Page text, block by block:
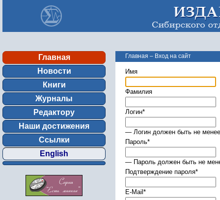
Главная
Новости
Книги
Журналы
Редактору
Наши достижения
Ссылки
English
Главная – Вход на сайт
Имя
Фамилия
Логин*
— Логин должен быть не
Пароль*
— Пароль должен быть не
Подтверждение пароля*
E-Mail *